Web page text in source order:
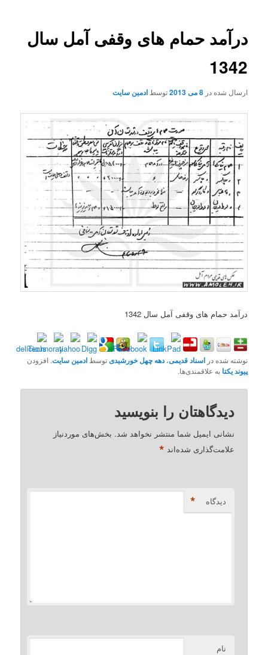
درآمد حمام های وقفی آمل سال
1342
ارسال شده در8 می 2013 توسطادمین سایت
درآمد حمام های وقفی آمل سال 1342
نوشته شده دراسناد قدیمی،دهه چهل خورشیدیتوسطادمین سایت. افزودن
پیوند یکتا به علاقمندی‌ها.
دیدگاهتان را بنویسید
نشانی ایمیل شما منتشر نخواهد شد. بخش‌های موردنیاز
علامت‌گذاری شده‌اند *
دیدگاه *
نام